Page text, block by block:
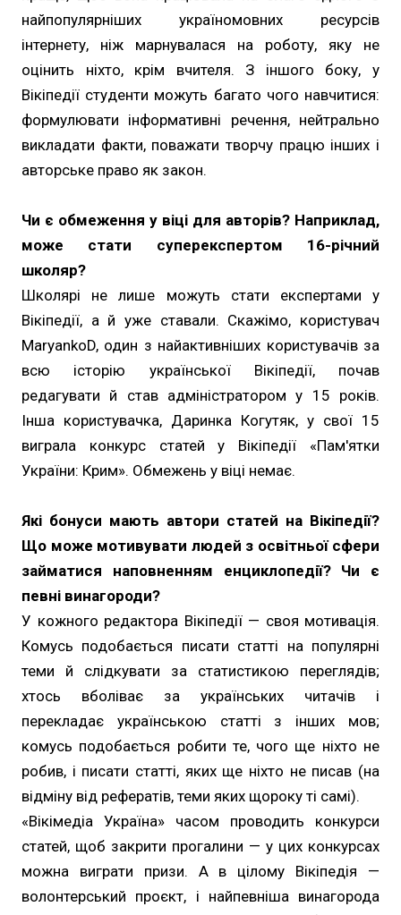
найпопулярніших україномовних ресурсів
інтернету, ніж марнувалася на роботу, яку не
оцінить ніхто, крім вчителя. З іншого боку, у
Вікіпедії студенти можуть багато чого навчитися:
формулювати інформативні речення, нейтрально
викладати факти, поважати творчу працю інших і
авторське право як закон.
Чи є обмеження у віці для авторів? Наприклад,
може стати суперекспертом 16-річний
школяр?
Школярі не лише можуть стати експертами у
Вікіпедії, а й уже ставали. Скажімо, користувач
MaryankoD, один з найактивніших користувачів за
всю історію української Вікіпедії, почав
редагувати й став адміністратором у 15 років.
Інша користувачка, Даринка Когутяк, у свої 15
виграла конкурс статей у Вікіпедії «Пам'ятки
України: Крим». Обмежень у віці немає.
Які бонуси мають автори статей на Вікіпедії?
Що може мотивувати людей з освітньої сфери
займатися наповненням енциклопедії? Чи є
певні винагороди?
У кожного редактора Вікіпедії — своя мотивація.
Комусь подобається писати статті на популярні
теми й слідкувати за статистикою переглядів;
хтось вболіває за українських читачів і
перекладає українською статті з інших мов;
комусь подобається робити те, чого ще ніхто не
робив, і писати статті, яких ще ніхто не писав (на
відміну від рефератів, теми яких щороку ті самі).
«Вікімедіа Україна» часом проводить конкурси
статей, щоб закрити прогалини — у цих конкурсах
можна виграти призи. А в цілому Вікіпедія —
волонтерський проєкт, і найпевніша винагорода